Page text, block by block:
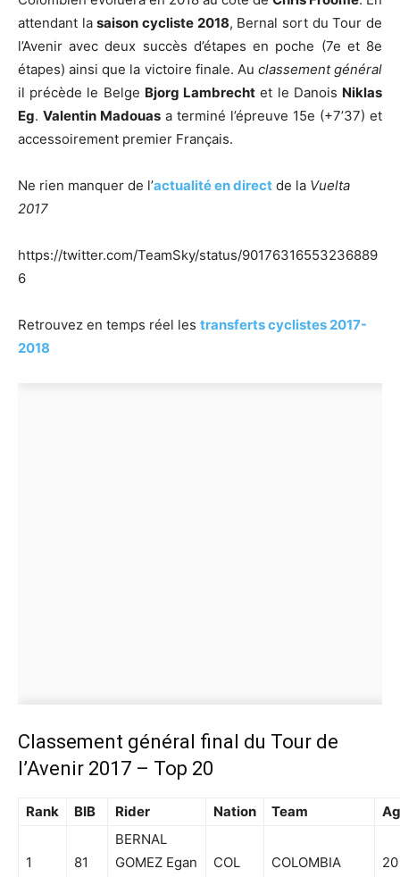
attendant lasaison cycliste 2018, Bernal sort du Tour de
l’Avenir avec deux succès d’étapes en poche (7e et 8e
étapes) ainsi que la victoire finale. Au classement général
il précède le Belge Bjorg Lambrecht et le Danois Niklas
Eg. Valentin Madouas a terminé l’épreuve 15e (+7’37) et
accessoirement premier Français.
Ne rien manquer de l’actualité en direct de la Vuelta
2017
https://twitter.com/TeamSky/status/90176316553236889
6
Retrouvez en temps réel les transferts cyclistes 2017-
2018
Classement général final du Tour de
l’Avenir 2017 – Top 20
Rank BIB Rider Nation Team
1 81
BERNAL
GOMEZ Egan
COL COLOMBIA 20